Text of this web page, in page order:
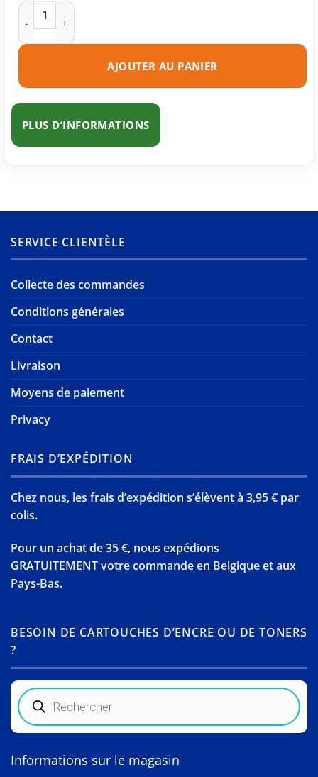
quantité de Cartouche d'encre compatible Canon PGI-525BK
AJOUTER AU PANIER
PLUS D’INFORMATIONS
SERVICE CLIENTÈLE
Collecte des commandes
Conditions générales
Contact
Livraison
Moyens de paiement
Privacy
FRAIS D’EXPÉDITION
Chez nous, les frais d’expédition s’élèvent à 3,95 € par
colis.
Pour un achat de 35 €, nous expédions
GRATUITEMENT votre commande en Belgique et aux
Pays-Bas.
BESOIN DE CARTOUCHES D’ENCRE OU DE TONERS
?
Recherche
de
produits
Informations sur le magasin